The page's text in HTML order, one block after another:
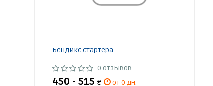
Бендикс стартера
0 отзывов
450 - 515₴
от 0 дн.